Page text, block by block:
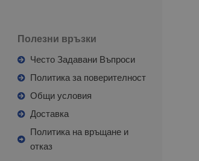
Полезни връзки
Често Задавани Въпроси
Политика за поверителност
Общи условия
Доставка
Политика на връщане и
отказ